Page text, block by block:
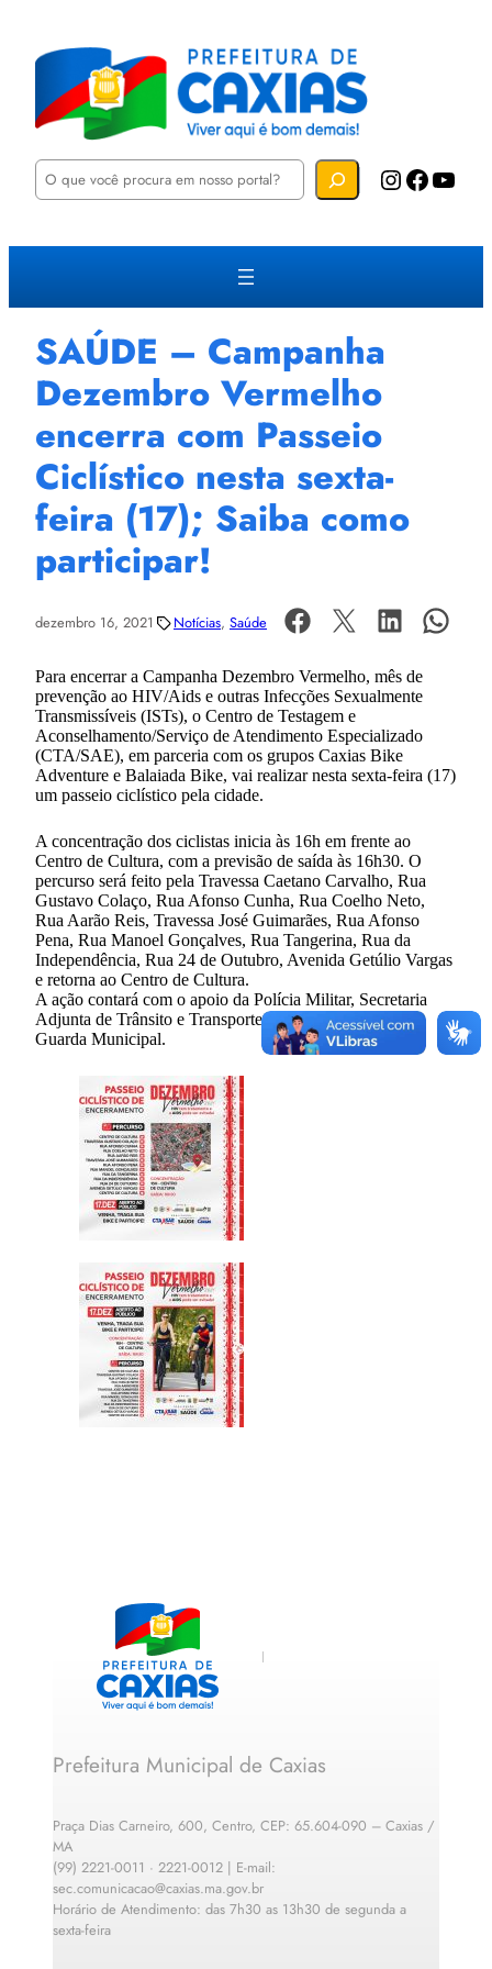
P
u
a
Instagram Facebook YouTube
SAÚDE – Campanha
Dezembro Vermelho
encerra com Passeio
Ciclístico nesta sexta-
feira (17); Saiba como
participar!
dezembro 16, 2021 Notícias, Saúde
Para encerrar a Campanha Dezembro Vermelho, mês de
prevenção ao HIV/Aids e outras Infecções Sexualmente
Transmissíveis (ISTs), o Centro de Testagem e
Aconselhamento/Serviço de Atendimento Especializado
(CTA/SAE), em parceria com os grupos Caxias Bike
Adventure e Balaiada Bike, vai realizar nesta sexta-feira (17)
um passeio ciclístico pela cidade.
A concentração dos ciclistas inicia às 16h em frente ao
Centro de Cultura, com a previsão de saída às 16h30. O
percurso será feito pela Travessa Caetano Carvalho, Rua
Gustavo Colaço, Rua Afonso Cunha, Rua Coelho Neto,
Rua Aarão Reis, Travessa José Guimarães, Rua Afonso
Pena, Rua Manoel Gonçalves, Rua Tangerina, Rua da
Independência, Rua 24 de Outubro, Avenida Getúlio Vargas
e retorna ao Centro de Cultura.
A ação contará com o apoio da Polícia Militar, Secretaria
Adjunta de Trânsito e Transporte, SAMU Caxias e da
Guarda Municipal.
Prefeitura Municipal de Caxias
Praça Dias Carneiro, 600, Centro, CEP: 65.604-090 – Caxias /
MA
(99) 2221-0011 · 2221-0012 | E-mail:
sec.comunicacao@caxias.ma.gov.br
Horário de Atendimento: das 7h30 as 13h30 de segunda a
sexta-feira